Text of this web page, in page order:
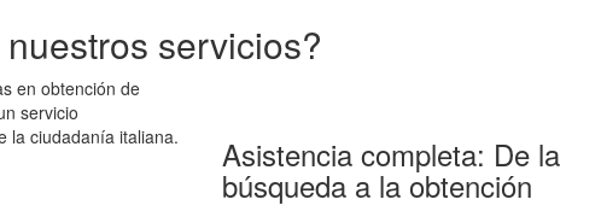
servicios?
en obtención de
servicio
la ciudadanía italiana.
Asistencia completa: De la
búsqueda a la obtención